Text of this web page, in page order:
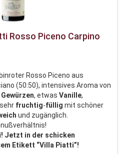
Rosso Piceno Carpino
Rosso Piceno aus
(50:50), intensives Aroma von
Gewürzen, etwas Vanille,
fruchtig-füllig mit schöner
und zugänglich.
Jetzt in der schicken
Etikett “Villa Piatti”!